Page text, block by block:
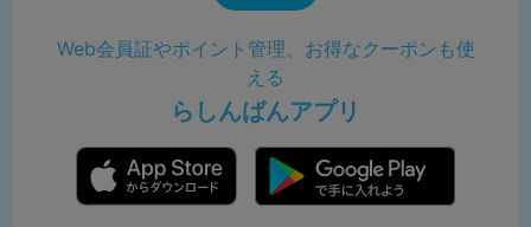
Web会員証やポイント管理、お得なクーポンも使
える
らしんばんアプリ